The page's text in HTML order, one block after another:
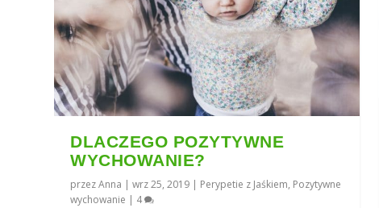
DLACZEGO POZYTYWNE
WYCHOWANIE?
przezAnna |wrz 25, 2019 | Perypetie z Jaśkiem, Pozytywne
wychowanie | 4